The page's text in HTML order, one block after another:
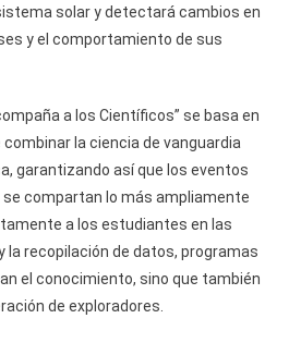
solar y detectará cambios en
y el comportamiento de sus
a los Científicos” se basa en
combinar la ciencia de vanguardia
garantizando así que los eventos
compartan lo más ampliamente
a los estudiantes en las
la recopilación de datos, programas
el conocimiento, sino que también
de exploradores.